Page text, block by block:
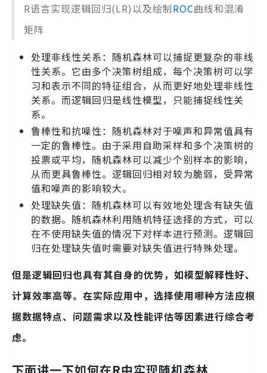
R语言实现逻辑回归(LR)以及绘制ROC曲线和混淆
矩阵
处理非线性关系：随机森林可以捕捉更复杂的非线
性关系。它由多个决策树组成，每个决策树可以学
习和表示不同的特征组合，从而更好地处理非线性
关系。而逻辑回归是线性模型，只能捕捉线性关
系。
鲁棒性和抗噪性：随机森林对于噪声和异常值具有
一定的鲁棒性。由于采用自助采样和多个决策树的
投票或平均，随机森林可以减少个别样本的影响，
从而更具鲁棒性。逻辑回归相对较为脆弱，受异常
值和噪声的影响较大。
处理缺失值：随机森林可以有效地处理含有缺失值
的数据。随机森林利用随机特征选择的方式，可以
在不使用缺失值的情况下对样本进行预测。逻辑回
归在处理缺失值时需要对缺失值进行特殊处理。
但是逻辑回归也具有其自身的优势，如模型解释性好、
计算效率高等。在实际应用中，选择使用哪种方法应根
据数据特点、问题需求以及性能评估等因素进行综合考
虑。